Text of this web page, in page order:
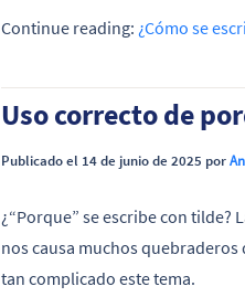
Continue reading: ¿Cómo se
Uso correcto de
Publicado el 14 de junio de 2025 por
¿“Porque” se escribe con tilde?
nos causa muchos
tan complicado este tema.